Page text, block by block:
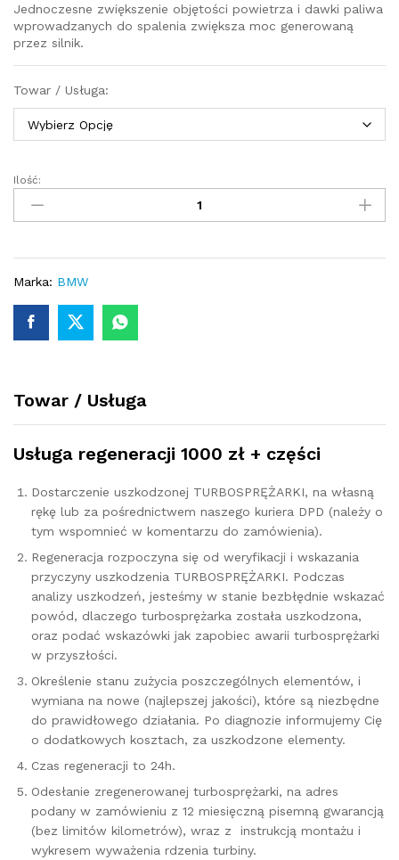
Jednoczesne zwiększenie objętości powietrza i dawki paliwa
wprowadzanych do spalenia zwiększa moc generowaną
przez silnik.
Towar / Usługa:
Turbosprężarka
turbina
X5
F15
218
KM
Ilość:
Marka: BMW
Towar / Usługa
Usługa regeneracji 1000 zł + części
Dostarczenie uszkodzonej TURBOSPRĘŻARKI, na własną
rękę lub za pośrednictwem naszego kuriera DPD (należy o
tym wspomnieć w komentarzu do zamówienia).
Regeneracja rozpoczyna się od weryfikacji i wskazania
przyczyny uszkodzenia TURBOSPRĘŻARKI. Podczas
analizy uszkodzeń, jesteśmy w stanie bezbłędnie wskazać
powód, dlaczego turbosprężarka została uszkodzona,
oraz podać wskazówki jak zapobiec awarii turbosprężarki
w przyszłości.
Określenie stanu zużycia poszczególnych elementów, i
wymiana na nowe (najlepszej jakości), które są niezbędne
do prawidłowego działania. Po diagnozie informujemy Cię
o dodatkowych kosztach, za uszkodzone elementy.
Czas regeneracji to 24h.
Odesłanie zregenerowanej turbosprężarki, na adres
podany w zamówieniu z 12 miesięczną pisemną gwarancją
(bez limitów kilometrów), wraz z instrukcją montażu i
wykresem wyważenia rdzenia turbiny.